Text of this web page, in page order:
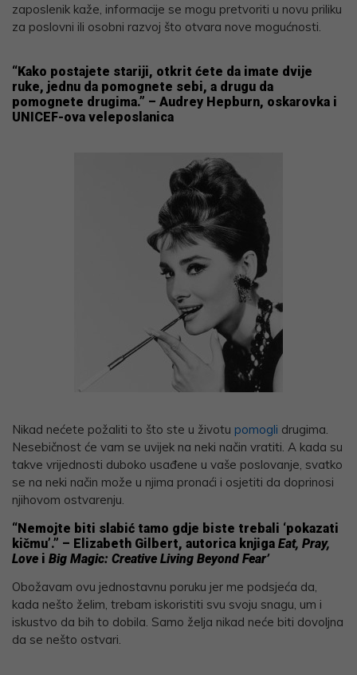
zaposlenik kaže, informacije se mogu pretvoriti u novu priliku
za poslovni ili osobni razvoj što otvara nove mogućnosti.
“Kako postajete stariji, otkrit ćete da imate dvije
ruke, jednu da pomognete sebi, a drugu da
pomognete drugima.” – Audrey Hepburn, oskarovka i
UNICEF-ova veleposlanica
Nikad nećete požaliti to što ste u životu pomogli drugima.
Nesebičnost će vam se uvijek na neki način vratiti. A kada su
takve vrijednosti duboko usađene u vaše poslovanje, svatko
se na neki način može u njima pronaći i osjetiti da doprinosi
njihovom ostvarenju.
“Nemojte biti slabić tamo gdje biste trebali ‘pokazati
kičmu’.” – Elizabeth Gilbert, autorica knjiga Eat, Pray,
Love i Big Magic: Creative Living Beyond Fear’
Obožavam ovu jednostavnu poruku jer me podsjeća da,
kada nešto želim, trebam iskoristiti svu svoju snagu, um i
iskustvo da bih to dobila. Samo želja nikad neće biti dovoljna
da se nešto ostvari.